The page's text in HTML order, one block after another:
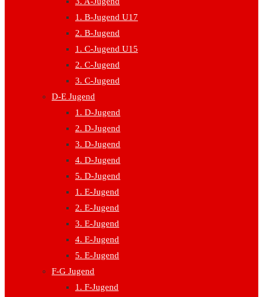
1. B-Jugend U17
2. B-Jugend
1. C-Jugend U15
2. C-Jugend
3. C-Jugend
D-E Jugend
1. D-Jugend
2. D-Jugend
3. D-Jugend
4. D-Jugend
5. D-Jugend
1. E-Jugend
2. E-Jugend
3. E-Jugend
4. E-Jugend
5. E-Jugend
F-G Jugend
1. F-Jugend